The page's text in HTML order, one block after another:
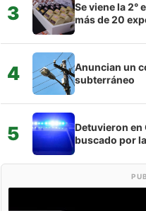
3
Se viene la 2°
más de 20
4
Anuncian un
subterráneo
5
Detuvieron en
buscado por